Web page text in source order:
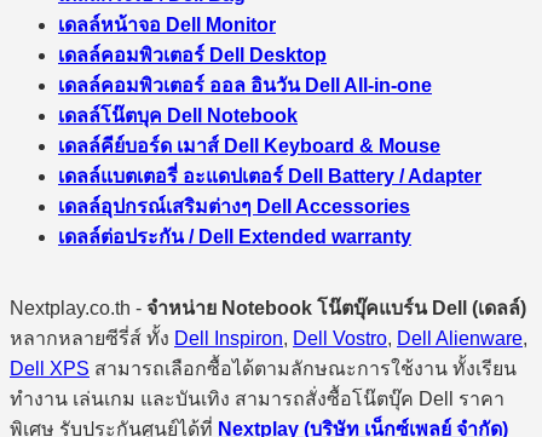
เดลล์หน้าจอ Dell Monitor
เดลล์คอมพิวเตอร์ Dell Desktop
เดลล์คอมพิวเตอร์ ออล อินวัน Dell All-in-one
เดลล์โน๊ตบุค Dell Notebook
เดลล์คีย์บอร์ด เมาส์ Dell Keyboard & Mouse
เดลล์แบตเตอรี่ อะแดปเตอร์ Dell Battery / Adapter
เดลล์อุปกรณ์เสริมต่างๆ Dell Accessories
เดลล์ต่อประกัน / Dell Extended warranty
Nextplay.co.th - จำหน่าย Notebook โน๊ตบุ๊คแบร์น Dell (เดลล์)
หลากหลายซีรี่ส์ ทั้ง Dell Inspiron, Dell Vostro, Dell Alienware,
Dell XPS สามารถเลือกซื้อได้ตามลักษณะการใช้งาน ทั้งเรียน
ทำงาน เล่นเกม และบันเทิง สามารถสั่งซื้อโน๊ตบุ๊ค Dell ราคา
พิเศษ รับประกันศูนย์ได้ที่ Nextplay (บริษัท เน็กซ์เพลย์ จำกัด)